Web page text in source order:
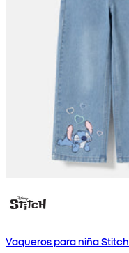
Vaqueros para niña Stitch